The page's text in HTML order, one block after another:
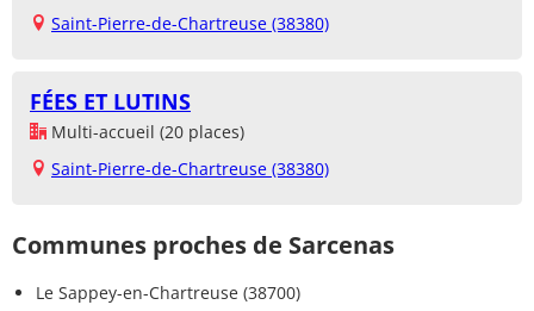
Saint-Pierre-de-Chartreuse (38380)
FÉES ET LUTINS
Multi-accueil (20 places)
Saint-Pierre-de-Chartreuse (38380)
Communes proches de Sarcenas
Le Sappey-en-Chartreuse (38700)